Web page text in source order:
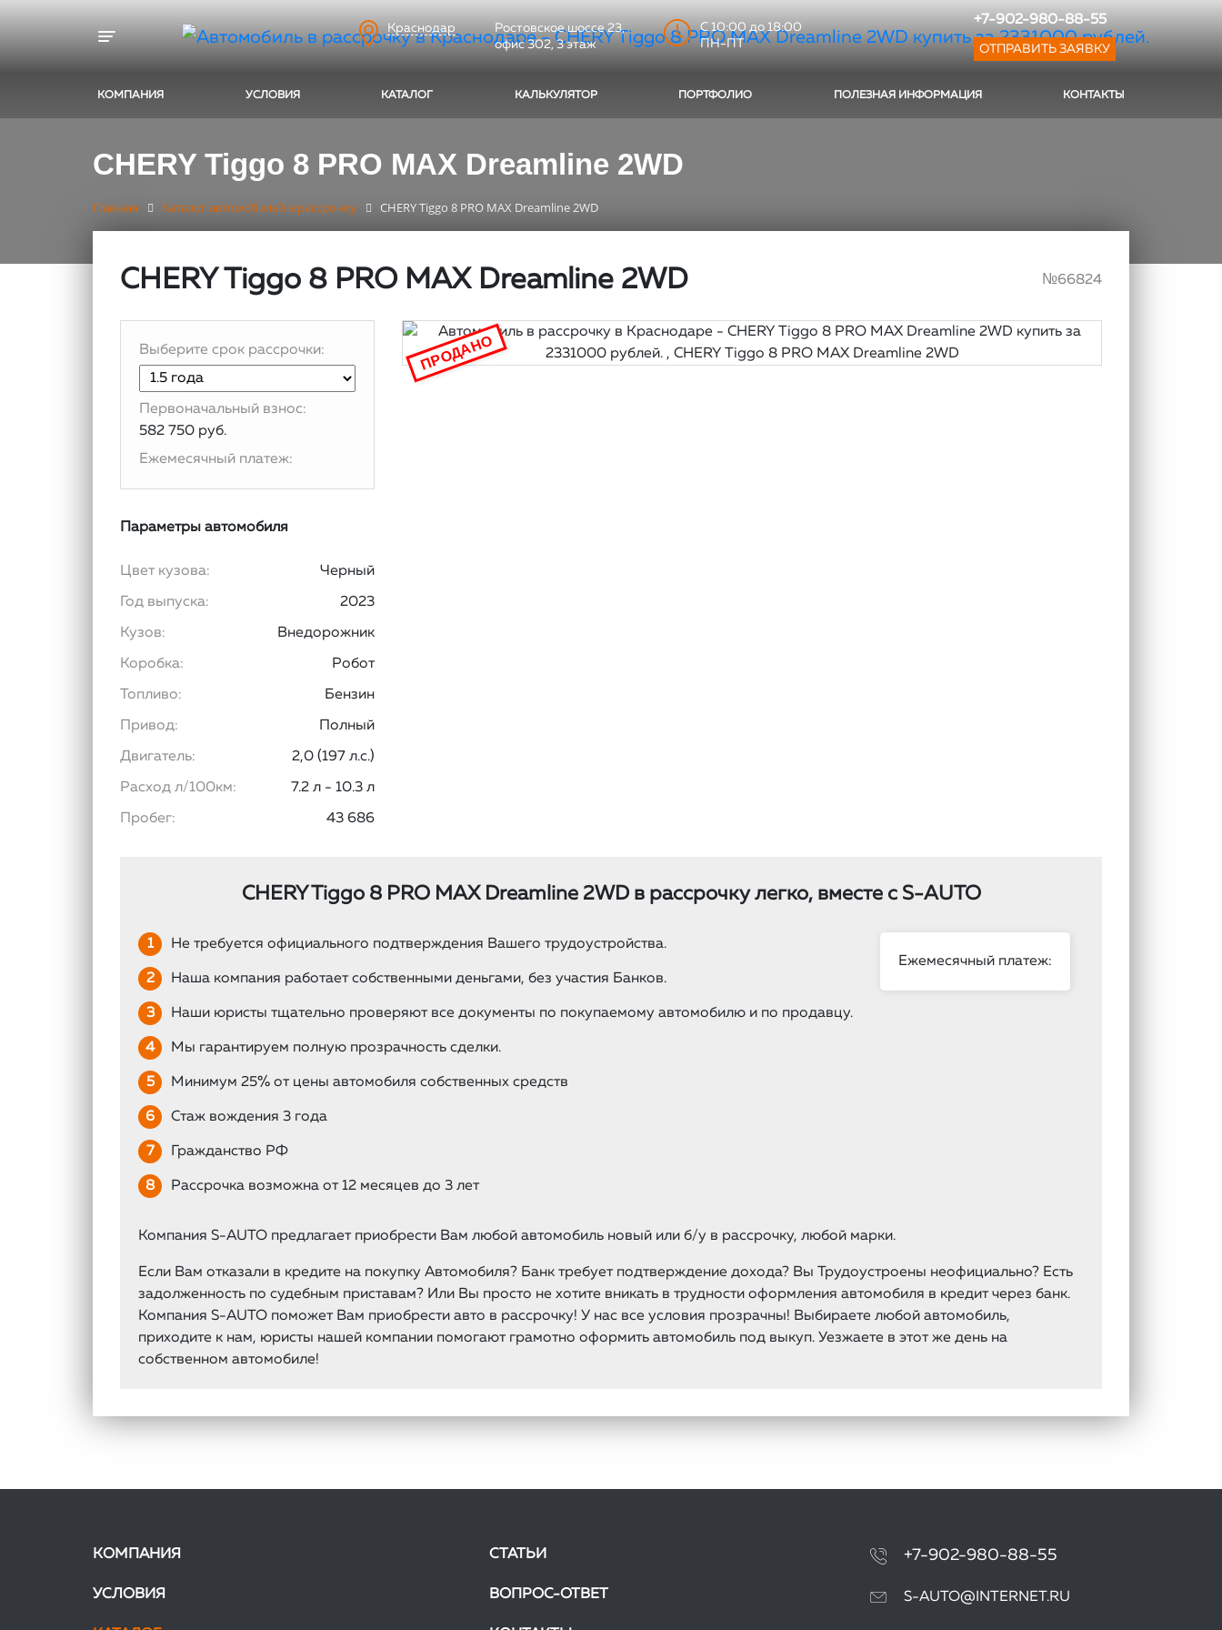
Toggle navigation
Краснодар
Ростовское шоссе 23,
офис 302, 3 этаж
C 10:00 до 18:00
ПН-ПТ
+7-902-980-88-55
ОТПРАВИТЬ ЗАЯВКУ
КОМПАНИЯ УСЛОВИЯ КАТАЛОГ КАЛЬКУЛЯТОР ПОРТФОЛИО ПОЛЕЗНАЯ ИНФОРМАЦИЯ КОНТАКТЫ
CHERY Tiggo 8 PRO MAX Dreamline 2WD
Главная Каталог автомобилей в рассрочку CHERY Tiggo 8 PRO MAX Dreamline 2WD
CHERY Tiggo 8 PRO MAX Dreamline 2WD №66824
Выберите срок рассрочки:
Первоначальный взнос:
582 750 руб.
Ежемесячный платеж:
Параметры автомобиля
Цвет кузова: Черный
Год выпуска: 2023
Кузов: Внедорожник
Коробка: Робот
Топливо: Бензин
Привод: Полный
Двигатель: 2,0 (197 л.с.)
Расход л/100км: 7.2 л - 10.3 л
Пробег: 43 686
ПРОДАНО
CHERY Tiggo 8 PRO MAX Dreamline 2WD в рассрочку легко, вместе с S-AUTO
1 Не требуется официального подтверждения Вашего трудоустройства.
2 Наша компания работает собственными деньгами, без участия Банков.
3 Наши юристы тщательно проверяют все документы по покупаемому автомобилю и по продавцу.
4 Мы гарантируем полную прозрачность сделки.
5 Минимум 25% от цены автомобиля собственных средств
6 Стаж вождения 3 года
7 Гражданство РФ
8 Рассрочка возможна от 12 месяцев до 3 лет
Ежемесячный платеж:
Компания S-AUTO предлагает приобрести Вам любой автомобиль новый или б/у в рассрочку, любой марки.
Если Вам отказали в кредите на покупку Автомобиля? Банк требует подтверждение дохода? Вы Трудоустроены неофициально? Есть
задолженность по судебным приставам? Или Вы просто не хотите вникать в трудности оформления автомобиля в кредит через банк.
Компания S-AUTO поможет Вам приобрести авто в рассрочку! У нас все условия прозрачны! Выбираете любой автомобиль,
приходите к нам, юристы нашей компании помогают грамотно оформить автомобиль под выкуп. Уезжаете в этот же день на
собственном автомобиле!
КОМПАНИЯ
УСЛОВИЯ
СТАТЬИ
ВОПРОС-ОТВЕТ
+7-902-980-88-55
S-AUTO@INTERNET.RU